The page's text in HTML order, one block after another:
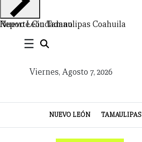
Nuevo LeónTamaulipas Coahuila
Reporte Ciudadano
☰
Viernes, Agosto 7, 2026
NUEVO LEÓN TAMAULIPAS
NUEVO
LEÓN
TAMAULIPAS
COAHUILA
NACIONAL
INTERNACIONAL
FINANZAS
OPINIÓN
DEPORTES
ESPECTÁCULOS
TENDENCIA
ESTILO
DE
VIDA
PODCAST
CONTACTO
NEWSLETTER
HEMEROTECA
SUPLEMENTOS